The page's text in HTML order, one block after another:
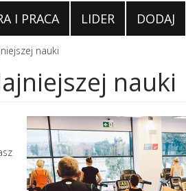
I PRACA LIDER DODAJ
nauki
nauki